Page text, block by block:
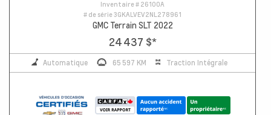
Inventaire # 26100A
# de série3GKALVEV2NL278961
GMC Terrain SLT 2022
24 437 $*
Automatique 65 597 KM Traction Intégrale